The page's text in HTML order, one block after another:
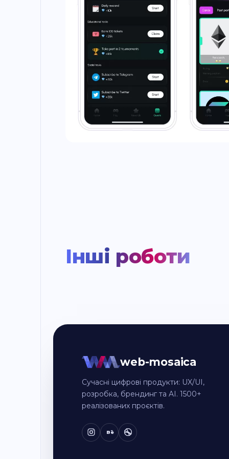
Інші роботи
web-mosaica
Сучасні цифрові продукти: UX/UI,
розробка, брендинг та AI. 1500+
реалізованих проєктів.
Bē